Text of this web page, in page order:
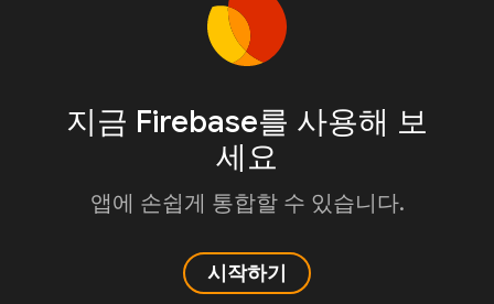
지금 Firebase를 사용해 보
세요
앱에 손쉽게 통합할 수 있습니다.
시작하기